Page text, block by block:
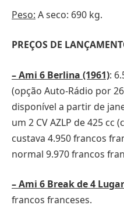
Peso: A seco: 690 kg.
PREÇOS DE
– Ami 6 Berlina (1961):
(opção Auto-Rádio por
disponível a partir de
um 2 CV AZLP de 425
custava 4.950 francos
normal 9.970 francos
– Ami 6 Break de 4
francos franceses.